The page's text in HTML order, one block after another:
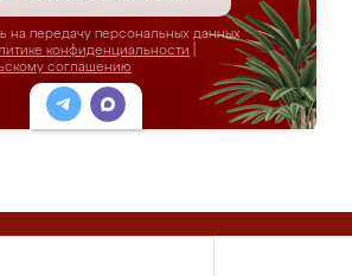
на передачу персональных данных
конфиденциальности
соглашению